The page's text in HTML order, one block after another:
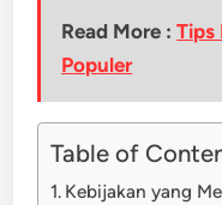
Read More :Tips
Populer
Table of
Kebijakan yang